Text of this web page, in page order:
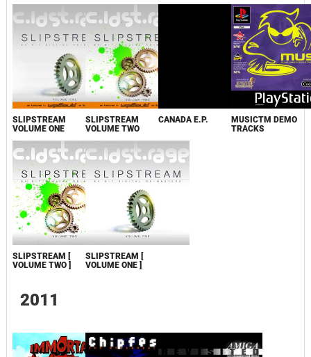
SLIPSTREAM
VOLUME ONE
SLIPSTREAM
VOLUME TWO
CANADA E.P.
MUSICTM DEMO
TRACKS
SLIPSTREAM [
VOLUME TWO ]
SLIPSTREAM [
VOLUME ONE ]
2011